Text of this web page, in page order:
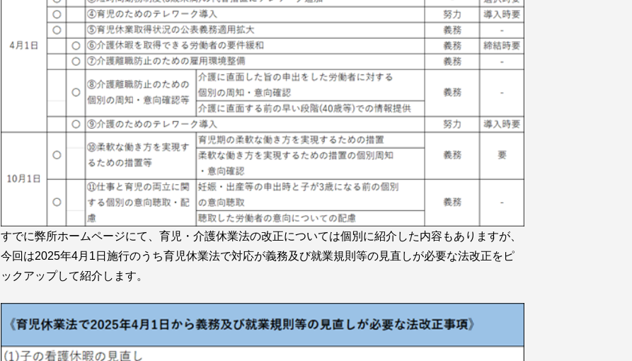
すでに弊所ホームページにて、育児・介護休業法の改正については個別に紹介した内容もありますが、
今回は2025年4月1日施行のうち育児休業法で対応が義務及び就業規則等の見直しが必要な法改正をピ
ックアップして紹介します。